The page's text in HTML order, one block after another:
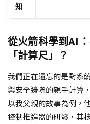
知
從火箭科學到AI
「計算尺」？
我們正在遺忘的是對系
與安全邊際的親手計算
以我父親的故事為例，
控制推進器的研發，其